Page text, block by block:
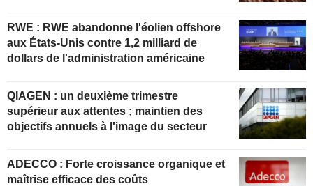
RWE : RWE abandonne l'éolien offshore
aux États-Unis contre 1,2 milliard de
dollars de l'administration américaine
QIAGEN : un deuxième trimestre
supérieur aux attentes ; maintien des
objectifs annuels à l'image du secteur
ADECCO : Forte croissance organique et
maîtrise efficace des coûts